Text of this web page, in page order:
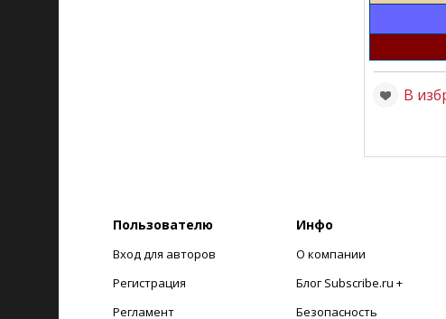
В
Пользователю
Вход для авторов
Регистрация
Регламент
Инфо
О компании
Блог Subscribe.ru +
Безопасность